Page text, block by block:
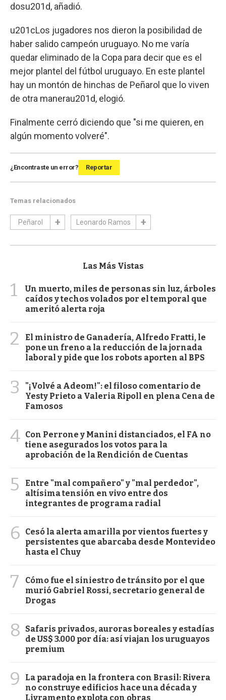
dosu201d, añadió.
u201cLos jugadores nos dieron la posibilidad de
haber salido campeón uruguayo. No me varía
quedar eliminado de la Copa para decir que es el
mejor plantel del fútbol uruguayo. En este plantel
hay un montón de hinchas de Peñarol que lo viven
de otra manerau201d, elogió.
Finalmente cerró diciendo que "si me quieren, en
algún momento volveré".
¿Encontraste un error? Reportar
Temas relacionados
Peñarol Leonardo Ramos
Las Más Vistas
1
Un muerto, miles de personas sin luz, árboles
caídos y techos volados por el temporal que
ameritó alerta roja
2
El ministro de Ganadería, Alfredo Fratti, le
pone un freno a la reducción de la jornada
laboral y pide que los robots aporten al BPS
3
"¡Volvé a Adeom!": el filoso comentario de
Yesty Prieto a Valeria Ripoll en plena Cena de
Famosos
4 Con Perrone y Manini distanciados, el FA no
tiene asegurados los votos para la
aprobación de la Rendición de Cuentas
5
Entre "mal compañero" y "mal perdedor",
altísima tensión en vivo entre dos
integrantes de programa radial
6
Cesó la alerta amarilla por vientos fuertes y
persistentes que abarcaba desde Montevideo
hasta el Chuy
7
Cómo fue el siniestro de tránsito por el que
murió Gabriel Rossi, secretario general de
Drogas
8
Safaris privados, auroras boreales y estadías
de US$ 3.000 por día: así viajan los uruguayos
premium
9
La paradoja en la frontera con Brasil: Rivera
no construye edificios hace una década y
Livramento explota con obras